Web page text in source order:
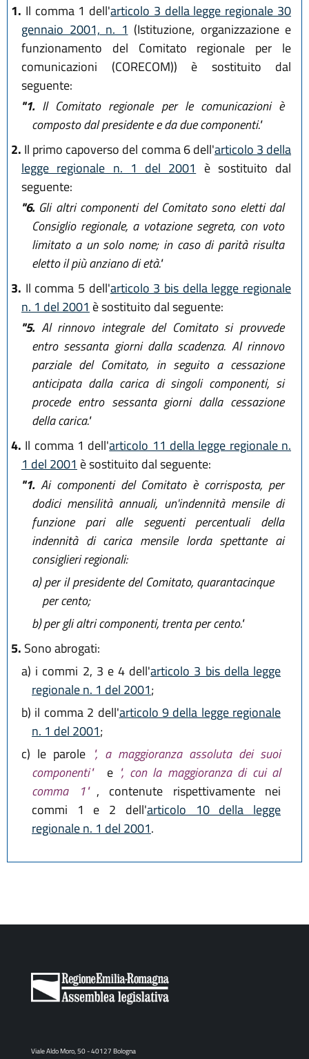
1. Il comma 1 dell'articolo 3 della legge regionale 30
gennaio 2001, n. 1 (Istituzione, organizzazione e
funzionamento del Comitato regionale per le
comunicazioni (CORECOM)) è sostituito dal
seguente:
"1.Il Comitato regionale per le comunicazioni è
composto dal presidente e da due componenti."
2. Il primo capoverso del comma 6 dell'articolo 3 della
legge regionale n. 1 del 2001 è sostituito dal
seguente:
"6.Gli altri componenti del Comitato sono eletti dal
Consiglio regionale, a votazione segreta, con voto
limitato a un solo nome; in caso di parità risulta
eletto il più anziano di età."
3. Il comma 5 dell'articolo 3 bis della legge regionale
n. 1 del 2001 è sostituito dal seguente:
"5.Al rinnovo integrale del Comitato si provvede
entro sessanta giorni dalla scadenza. Al rinnovo
parziale del Comitato, in seguito a cessazione
anticipata dalla carica di singoli componenti, si
procede entro sessanta giorni dalla cessazione
della carica."
4. Il comma 1 dell'articolo 11 della legge regionale n.
1 del 2001 è sostituito dal seguente:
"1.Ai componenti del Comitato è corrisposta, per
dodici mensilità annuali, un'indennità mensile di
funzione pari alle seguenti percentuali della
indennità di carica mensile lorda spettante ai
consiglieri regionali:
a)per il presidente del Comitato, quarantacinque
per cento;
b)per gli altri componenti, trenta per cento."
5. Sono abrogati:
a) i commi 2, 3 e 4 dell'articolo 3 bis della legge
regionale n. 1 del 2001;
b) il comma 2 dell'articolo 9 della legge regionale
n. 1 del 2001;
c) le parole ", a maggioranza assoluta dei suoi
componenti"
e ", con la maggioranza di cui al
comma 1" , contenute rispettivamente nei
commi 1 e 2 dell'articolo 10 della legge
regionale n. 1 del 2001.
Viale Aldo Moro, 50 - 40127 Bologna